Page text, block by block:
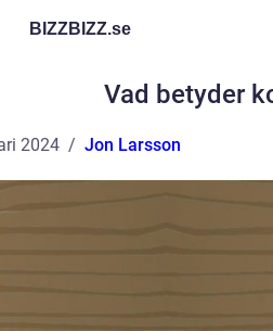
BIZZBIZZ.se
Vad betyder
2024 Jon Larsson